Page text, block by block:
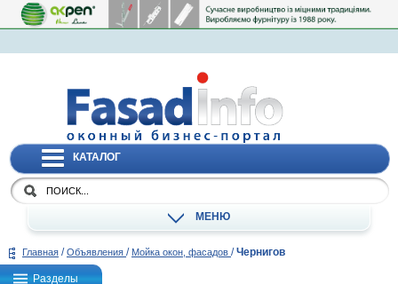
КАТАЛОГ
МЕНЮ
Главная / Объявления / Мойка окон, фасадов / Чернигов
Разделы